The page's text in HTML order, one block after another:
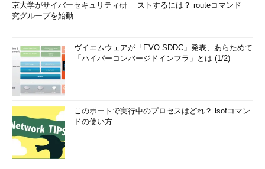
編注：ご存じの方も多いと思うが、UNIXやLinux
ログオフという。
京大学がサイバーセキュリティ研
究グループを始動
ストするには？ routeコマンド
ヴイエムウェアが「EVO SDDC」発表、あらためて
「ハイパーコンバージドインフラ」とは (1/2)
このポートで実行中のプロセスはどれ？ lsofコマン
ドの使い方